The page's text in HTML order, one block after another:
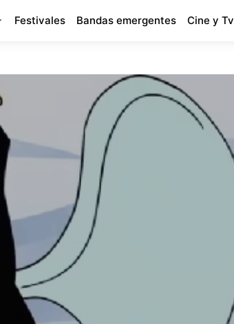
Festivales Bandas emergentes Cine y Tv